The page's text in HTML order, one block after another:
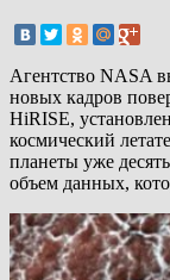
Агентство NASA
новых кадров
HiRISE,
космический
планеты уже
объем данных,